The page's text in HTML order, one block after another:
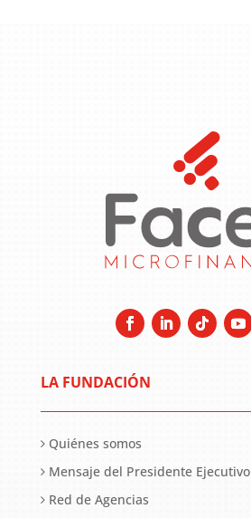
LA FUNDACIÓN
Quiénes somos
Mensaje del Presidente Ejecutivo
Red de Agencias